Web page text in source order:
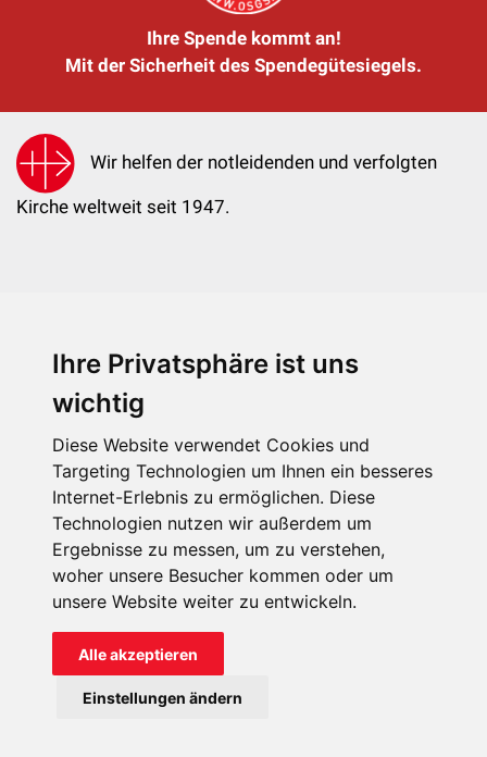
Ihre Privatsphäre ist uns
wichtig
Diese Website verwendet Cookies und
Targeting Technologien um Ihnen ein besseres
Internet-Erlebnis zu ermöglichen. Diese
Technologien nutzen wir außerdem um
Ergebnisse zu messen, um zu verstehen,
woher unsere Besucher kommen oder um
unsere Website weiter zu entwickeln.
Alle akzeptieren
Einstellungen ändern
Ihre Spende kommt an!
Mit der Sicherheit des Spendegütesiegels.
Wir helfen der notleidenden und verfolgten
Kirche weltweit seit 1947.
KIRCHE IN NOT - Österreich
kin@kircheinnot.at
KIN weltweit
Impressum Datenschutz